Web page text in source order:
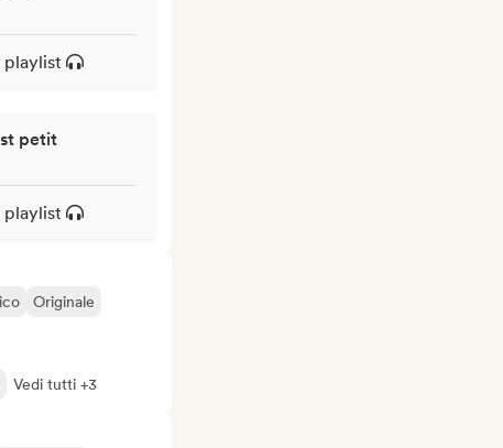
playlist
petit
playlist
Originale
Vedi tutti +3